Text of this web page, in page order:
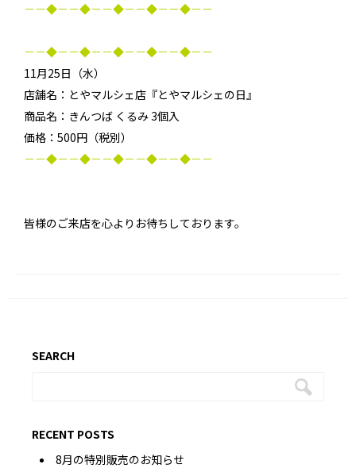
－－◆－－◆－－◆－－◆－－◆－－
－－◆－－◆－－◆－－◆－－◆－－
11月25日（水）
店舗名：とやマルシェ店『とやマルシェの日』
商品名：きんつば くるみ 3個入
価格：500円（税別）
－－◆－－◆－－◆－－◆－－◆－－
皆様のご来店を心よりお待ちしております。
SEARCH
RECENT POSTS
8月の特別販売のお知らせ